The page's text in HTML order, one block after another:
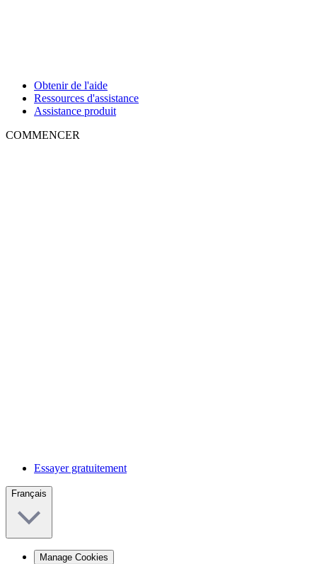
Obtenir de l'aide
Ressources d'assistance
Assistance produit
COMMENCER
Essayer gratuitement
Français
Manage Cookies